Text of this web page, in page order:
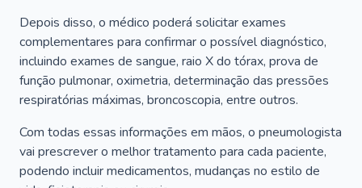
Depois disso, o médico poderá solicitar exames
complementares para confirmar o possível diagnóstico,
incluindo exames de sangue, raio X do tórax, prova de
função pulmonar, oximetria, determinação das pressões
respiratórias máximas, broncoscopia, entre outros.
Com todas essas informações em mãos, o pneumologista
vai prescrever o melhor tratamento para cada paciente,
podendo incluir medicamentos, mudanças no estilo de